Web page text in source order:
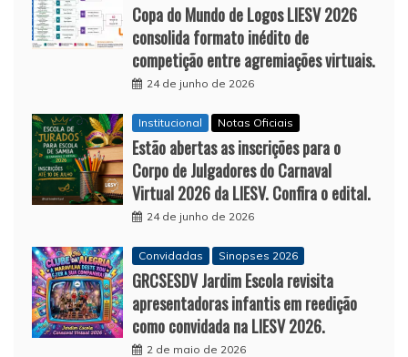
Copa do Mundo de Logos LIESV 2026
consolida formato inédito de
competição entre agremiações virtuais.
24 de junho de 2026
Institucional Notas Oficiais
Estão abertas as inscrições para o
Corpo de Julgadores do Carnaval
Virtual 2026 da LIESV. Confira o edital.
24 de junho de 2026
Convidadas Sinopses 2026
GRCSESDV Jardim Escola revisita
apresentadoras infantis em reedição
como convidada na LIESV 2026.
2 de maio de 2026